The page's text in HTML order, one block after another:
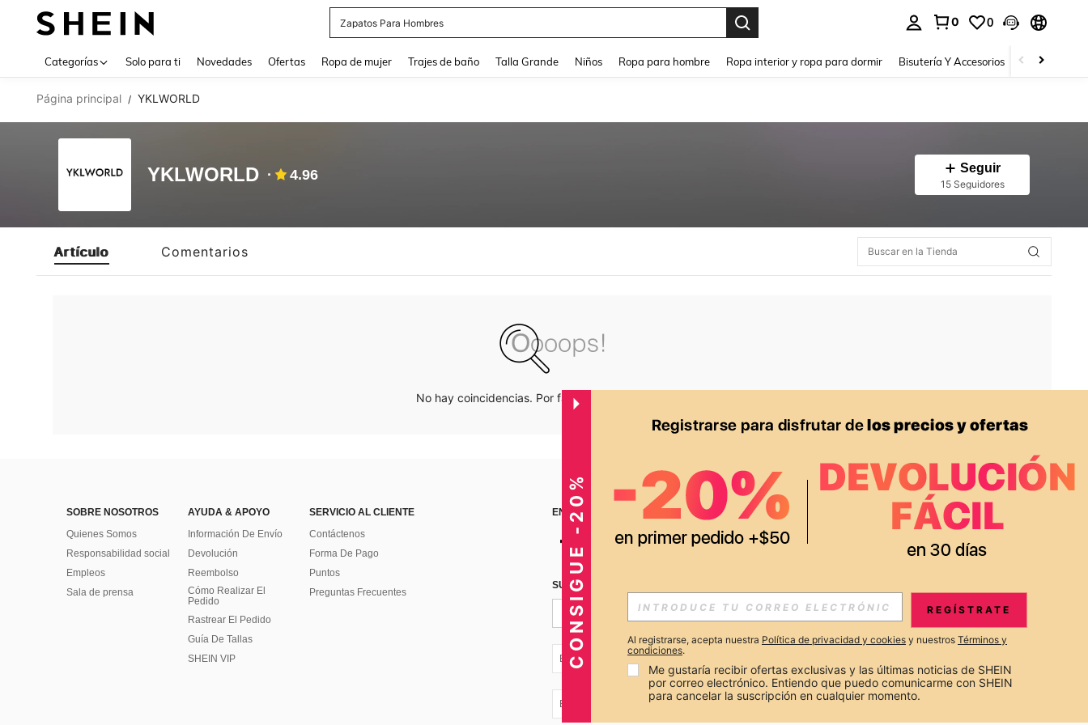
Zapatos Para Hombres
0 0
Categorías Solo para ti Novedades Ofertas Ropa de mujer Trajes de baño Talla Grande Niños Ropa para hombre Ropa interior y ropa para dormir Bisutería Y Accesorios Zapatos
Página principal / YKLWORLD
YKLWORLD 4.96 Seguir
15 Seguidores
Artículo Comentarios
No hay coincidencias. Por favor inténtalo de nuevo.
SOBRE NOSOTROS
Quienes Somos
Responsabilidad social
Empleos
Sala de prensa
AYUDA & APOYO
Información De Envío
Devolución
Reembolso
Cómo Realizar El
Pedido
Rastrear El Pedido
Guía De Tallas
SHEIN VIP
SERVICIO AL CLIENTE
Contáctenos
Forma De Pago
Puntos
Preguntas Frecuentes
ENCUÉNTRANOS EN APP
SUSCRÍBETE PARA RECIBIR OFERTAS EXCLUSIVAS, PROMOCIONES Y NOTICIAS DE SHEIN
Suscribir
EC + 593
EC + 593
CONSIGUE -20% REGÍSTRATE
Al registrarse, acepta nuestra Política de privacidad y cookies y nuestros Términos y
condiciones.
Me gustaría recibir ofertas exclusivas y las últimas noticias de SHEIN
por correo electrónico. Entiendo que puedo comunicarme con SHEIN
para cancelar la suscripción en cualquier momento.